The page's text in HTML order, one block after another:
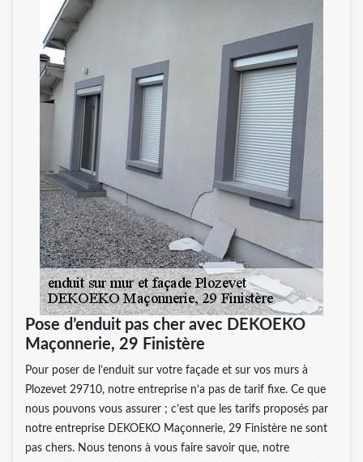
Pose d’enduit pas cher avec DEKOEKO
Maçonnerie, 29 Finistère
Pour poser de l’enduit sur votre façade et sur vos murs à
Plozevet 29710, notre entreprise n’a pas de tarif fixe. Ce que
nous pouvons vous assurer ; c’est que les tarifs proposés par
notre entreprise DEKOEKO Maçonnerie, 29 Finistère ne sont
pas chers. Nous tenons à vous faire savoir que, notre